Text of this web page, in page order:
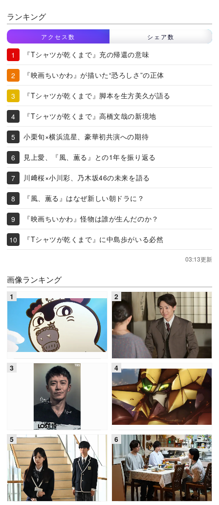
ランキング
アクセス数 シェア数
『Tシャツが乾くまで』充の帰還の意味
『映画ちいかわ』が描いた“恐ろしさ”の正体
『Tシャツが乾くまで』脚本を生方美久が語る
『Tシャツが乾くまで』高橋文哉の新境地
小栗旬×横浜流星、豪華初共演への期待
見上愛、『風、薫る』との1年を振り返る
川﨑桜×小川彩、乃木坂46の未来を語る
『風、薫る』はなぜ新しい朝ドラに？
『映画ちいかわ』怪物は誰が生んだのか？
『Tシャツが乾くまで』に中島歩がいる必然
03:13更新
画像ランキング